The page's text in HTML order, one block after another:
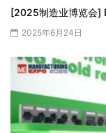
[2025制造业博览会]
2025年6月24日